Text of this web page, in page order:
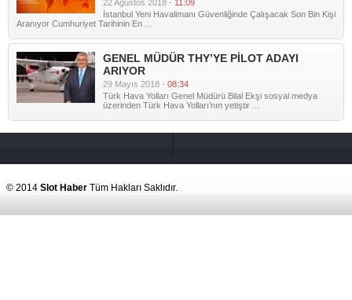
22 Ağustos 2018 - 11:09
İstanbul Yeni Havalimanı Güvenliğinde Çalışacak Son Bin Kişi
Aranıyor Cumhuriyet Tarihinin En ...
GENEL MÜDÜR THY’YE PİLOT ADAYI
ARIYOR
29 Mayıs 2018 - 08:34
Türk Hava Yolları Genel Müdürü Bilal Ekşi sosyal medya
üzerinden Türk Hava Yolları’nın yetiştir ...
© 2014 Slot Haber Tüm Hakları Saklıdır.